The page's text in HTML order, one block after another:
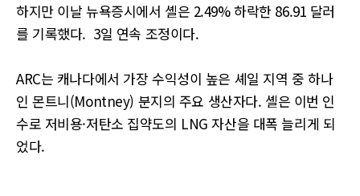
하지만 이날 뉴욕증시에서 셸은 2.49% 하락한 86.91 달러
를 기록했다. 3일 연속 조정이다.
ARC는 캐나다에서 가장 수익성이 높은 셰일 지역 중 하나
인 몬트니(Montney) 분지의 주요 생산자다. 셸은 이번 인
수로 저비용·저탄소 집약도의 LNG 자산을 대폭 늘리게 되
었다.